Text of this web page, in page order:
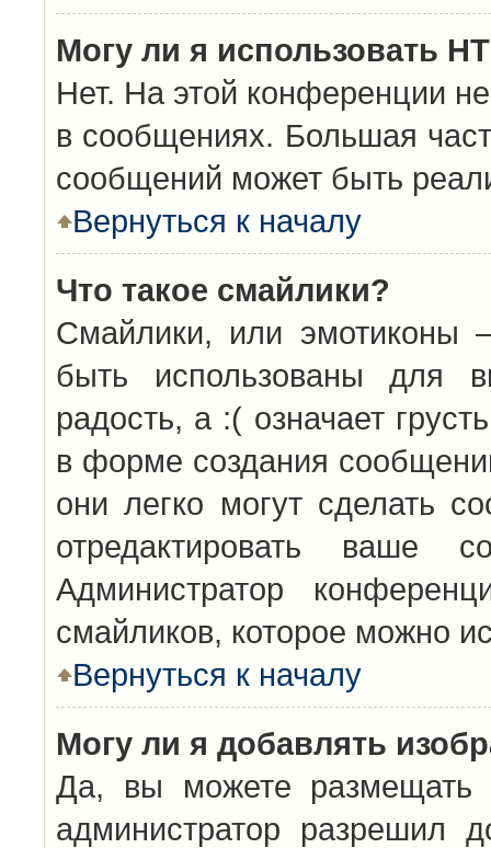
Могу ли я использовать
Нет. На этой конференции
в сообщениях. Большая
сообщений может быть
Вернуться к началу
Что такое смайлики?
Смайлики, или эмотиконы
быть использованы для
радость, а :( означает
в форме создания
они легко могут сделать
отредактировать ваше
Администратор
смайликов, которое можно
Вернуться к началу
Могу ли я добавлять
Да, вы можете размещать
администратор разрешил